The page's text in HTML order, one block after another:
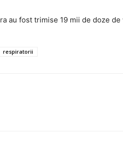
au fost trimise 19 mii de doze de
respiratorii